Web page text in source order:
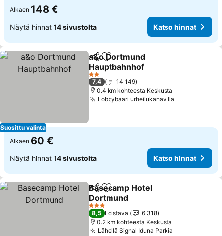
Alkaen 148 €
Näytä hinnat 14 sivustolta Katso hinnat
Suosittu valinta
Jaa Lisää suosikkeihin
a&o Dortmund
Hauptbahnhof
2 Tähtiluokitus
7,4
14 149
0.4 km kohteesta Keskusta
Lobbybaari urheilukanavilla
Alkaen 60 €
Näytä hinnat 14 sivustolta Katso hinnat
Jaa Lisää suosikkeihin
Basecamp Hotel
Dortmund
3 Tähtiluokitus
8,5 Loistava
6 318
0.2 km kohteesta Keskusta
Lähellä Signal Iduna Parkia